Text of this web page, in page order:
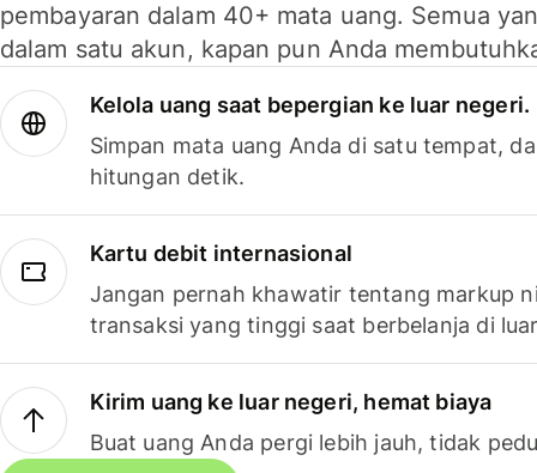
pembayaran dalam 40+ mata uang. Semua
dalam satu akun, kapan pun Anda
Kelola uang saat bepergian ke luar negeri.
Simpan mata uang Anda di satu tempat,
hitungan detik.
Kartu debit internasional
Jangan pernah khawatir tentang markup
transaksi yang tinggi saat berbelanja di
Kirim uang ke luar negeri, hemat biaya
Buat uang Anda pergi lebih jauh, tidak